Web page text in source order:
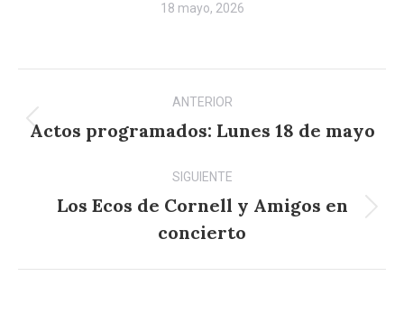
18 mayo, 2026
Navegación
entre
publicaciones
ANTERIOR
Publicación
Actos programados: Lunes 18 de mayo
SIGUIENTE
Publicación
siguiente:
Los Ecos de Cornell y Amigos en
concierto